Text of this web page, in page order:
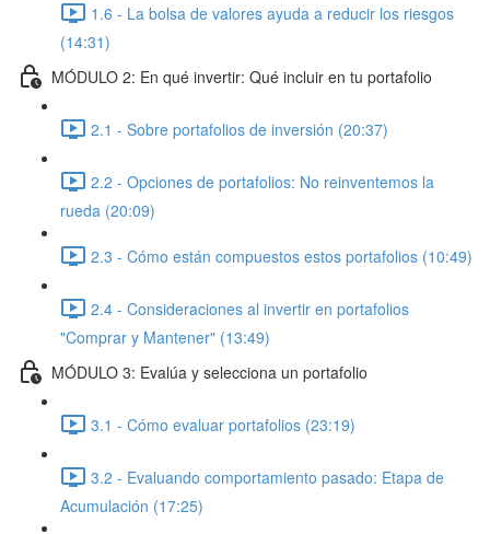
1.6 - La bolsa de valores ayuda a reducir los riesgos
(14:31)
MÓDULO 2: En qué invertir: Qué incluir en tu portafolio
2.1 - Sobre portafolios de inversión (20:37)
2.2 - Opciones de portafolios: No reinventemos la
rueda (20:09)
2.3 - Cómo están compuestos estos portafolios (10:49)
2.4 - Consideraciones al invertir en portafolios
"Comprar y Mantener" (13:49)
MÓDULO 3: Evalúa y selecciona un portafolio
3.1 - Cómo evaluar portafolios (23:19)
3.2 - Evaluando comportamiento pasado: Etapa de
Acumulación (17:25)